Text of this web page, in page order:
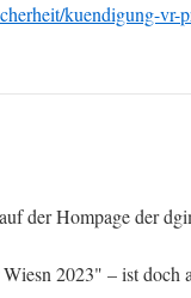
kuendigung-vr-
der Hompage der
2023" – ist doch